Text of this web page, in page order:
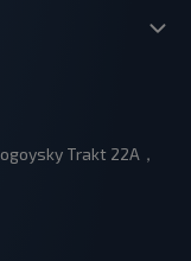
Trakt 22A，